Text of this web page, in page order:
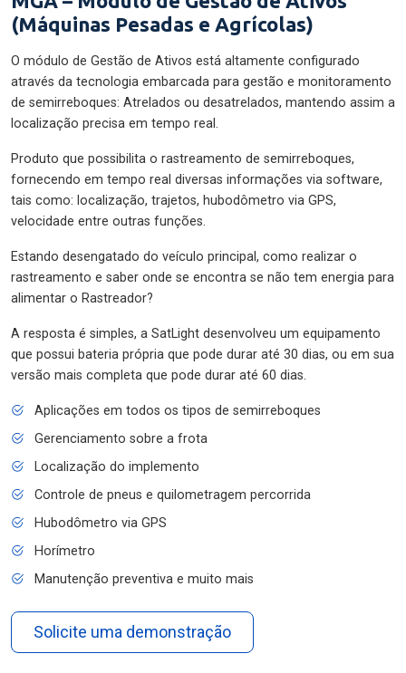
(Máquinas Pesadas e Agrícolas)
O módulo de Gestão de Ativos está altamente configurado
através da tecnologia embarcada para gestão e monitoramento
de semirreboques: Atrelados ou desatrelados, mantendo assim a
localização precisa em tempo real.
Produto que possibilita o rastreamento de semirreboques,
fornecendo em tempo real diversas informações via software,
tais como: localização, trajetos, hubodômetro via GPS,
velocidade entre outras funções.
Estando desengatado do veículo principal, como realizar o
rastreamento e saber onde se encontra se não tem energia para
alimentar o Rastreador?
A resposta é simples, a SatLight desenvolveu um equipamento
que possui bateria própria que pode durar até 30 dias, ou em sua
versão mais completa que pode durar até 60 dias.
Aplicações em todos os tipos de semirreboques
Gerenciamento sobre a frota
Localização do implemento
Controle de pneus e quilometragem percorrida
Hubodômetro via GPS
Horímetro
Manutenção preventiva e muito mais
Solicite uma demonstração